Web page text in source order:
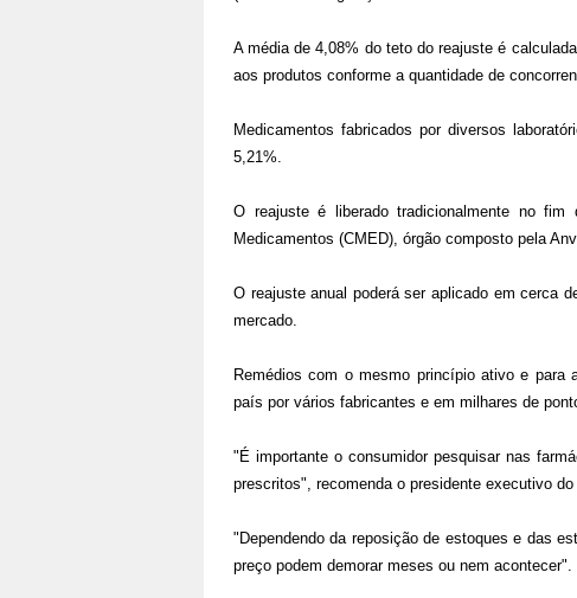
A média de 4,08% do teto do reajuste é
aos produtos conforme a quantidade de
Medicamentos fabricados por diversos
5,21%.
O reajuste é liberado tradicionalmente no
Medicamentos (CMED), órgão composto pela
O reajuste anual poderá ser aplicado em cerca
mercado.
Remédios com o mesmo princípio ativo e para
país por vários fabricantes e em milhares de
"É importante o consumidor pesquisar nas
prescritos", recomenda o presidente executivo
"Dependendo da reposição de estoques e das
preço podem demorar meses ou nem acontecer".